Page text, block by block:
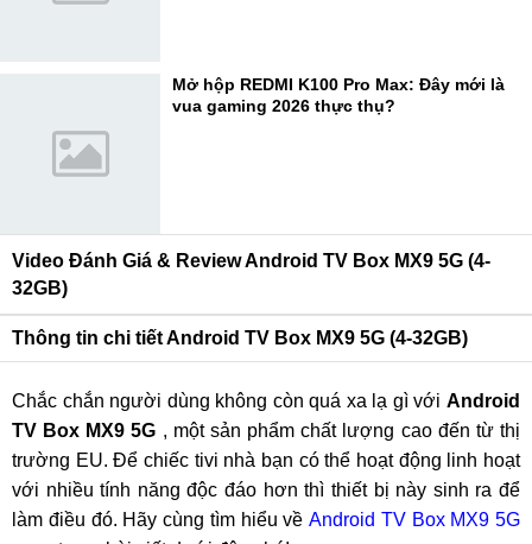
Mở hộp REDMI K100 Pro Max: Đây mới là
vua gaming 2026 thực thụ?
Video Đánh Giá & Review Android TV Box MX9 5G (4-
32GB)
Thông tin chi tiết Android TV Box MX9 5G (4-32GB)
Chắc chắn người dùng không còn quá xa lạ gì với Android
TV Box MX9 5G , một sản phẩm chất lượng cao đến từ thị
trường EU. Để chiếc tivi nhà bạn có thể hoạt động linh hoạt
với nhiều tính năng độc đáo hơn thì thiết bị này sinh ra để
làm điều đó. Hãy cùng tìm hiểu về Android TV Box MX9 5G